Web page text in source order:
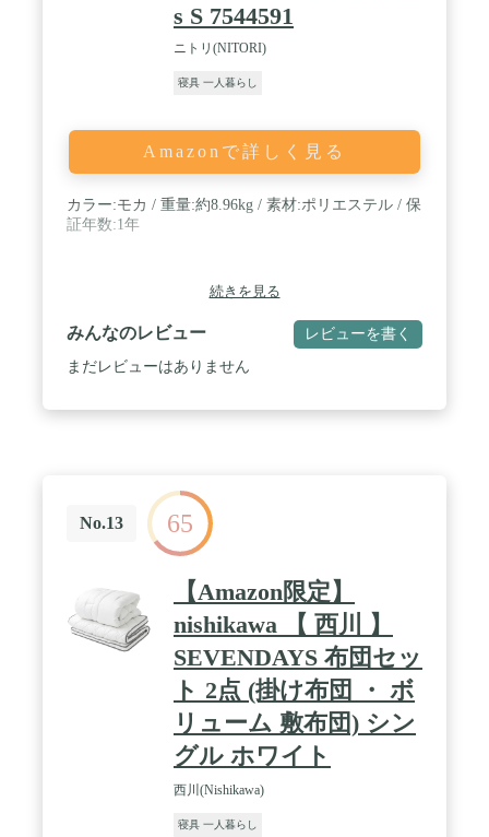
の開梱には十分ご注意ください。）※風通しの良い
日に天日干しして下さい。 ※干す場合は、白いカ
時～午後3時位の約2～3時間が最適です。できるだ
※汚れがひどい場合は、お近くのクリーニング店に
ご相談ください。 / 【スタッフのおすすめポイン
がリニューアル！長さ200cmになったから ボリュー
ムUP！ベッドにぴったりで使い勝手抜群！・掛・
ボリューム ・洗える掛布団&枕 ・ほこりの出にく
い中空ポリエステル綿を使用 ・生地には全て肌触り
なめらかピーチスキン加工 ・低ホルムアルデヒド
・ISO9001認可工場で生産された安心の品質 ・収納
ケース付き / 【梱包サイズ】シングル:38x38x58cm
s S 7544591
ニトリ(NITORI)
寝具 一人暮らし
Amazonで詳しく見る
カラー:モカ / 重量:約8.96kg / 素材:ポリエステル / 保
証年数:1年
続きを見る
みんなのレビュー レビューを書く
まだレビューはありません
No.13 65
【Amazon限定】
nishikawa 【 西川 】
SEVENDAYS 布団セッ
ト 2点 (掛け布団 ・ ボ
リューム 敷布団) シン
グル ホワイト
西川(Nishikawa)
寝具 一人暮らし